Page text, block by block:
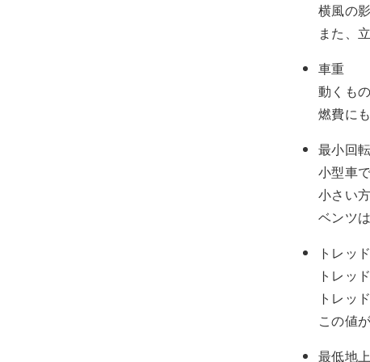
横風の
また、
車重
動くも
燃費に
最小回
小型車
小さい
ベンツ
トレッ
トレッ
トレッ
この値
最低地